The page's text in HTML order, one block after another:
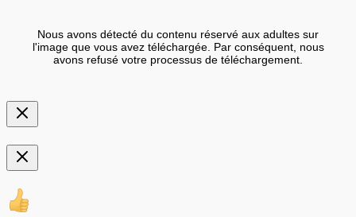
Nous avons détecté du contenu réservé aux adultes sur
l'image que vous avez téléchargée. Par conséquent, nous
avons refusé votre processus de téléchargement.